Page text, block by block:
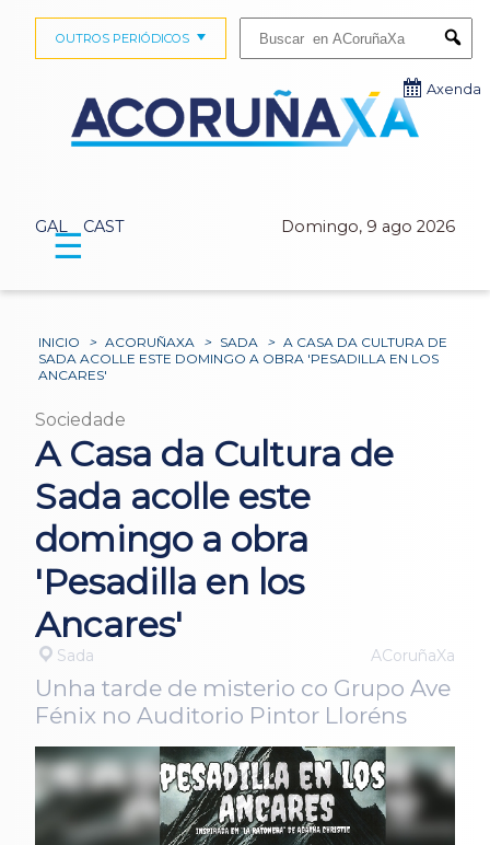
GAL CAST Domingo, 9 ago 2026
OUTROS PERIÓDICOS
Axenda
☰
INICIO > ACORUÑAXA > SADA > A CASA DA CULTURA DE
SADA ACOLLE ESTE DOMINGO A OBRA 'PESADILLA EN LOS
ANCARES'
Sociedade
A Casa da Cultura de
Sada acolle este
domingo a obra
'Pesadilla en los
Ancares'
Sada ACoruñaXa
Unha tarde de misterio co Grupo Ave
Fénix no Auditorio Pintor Lloréns